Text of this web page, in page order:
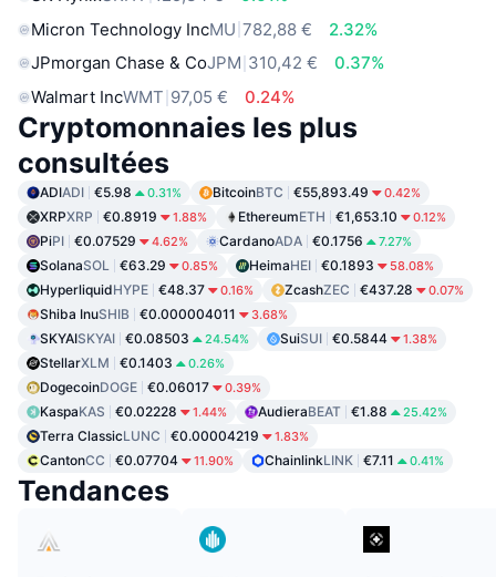
Micron Technology IncMU 782,88 €
2.32%
JPmorgan Chase & CoJPM 310,42 €
0.37%
Walmart IncWMT 97,05 € 0.24%
Cryptomonnaies les plus
consultées
ADIADI €5.98 0.31% BitcoinBTC €55,893.49 0.42%
XRPXRP €0.8919 1.88% EthereumETH €1,653.10 0.12%
PiPI €0.07529 4.62% CardanoADA €0.1756 7.27%
SolanaSOL €63.29 0.85% HeimaHEI €0.1893 58.08%
HyperliquidHYPE €48.37 0.16% ZcashZEC €437.28 0.07%
Shiba InuSHIB €0.000004011 3.68%
SKYAISKYAI €0.08503 24.54% SuiSUI €0.5844 1.38%
StellarXLM €0.1403 0.26%
DogecoinDOGE €0.06017 0.39%
KaspaKAS €0.02228 1.44% AudieraBEAT €1.88 25.42%
Terra ClassicLUNC €0.00004219 1.83%
CantonCC €0.07704 11.90% ChainlinkLINK €7.11 0.41%
Tendances